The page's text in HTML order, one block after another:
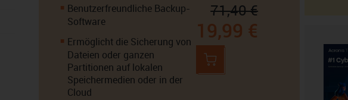
Benutzerfreundliche Backup-
Software
Ermöglicht die Sicherung von
Dateien oder ganzen
Partitionen auf lokalen
Speichermedien oder in der
Cloud
19,99 €
71,40 €